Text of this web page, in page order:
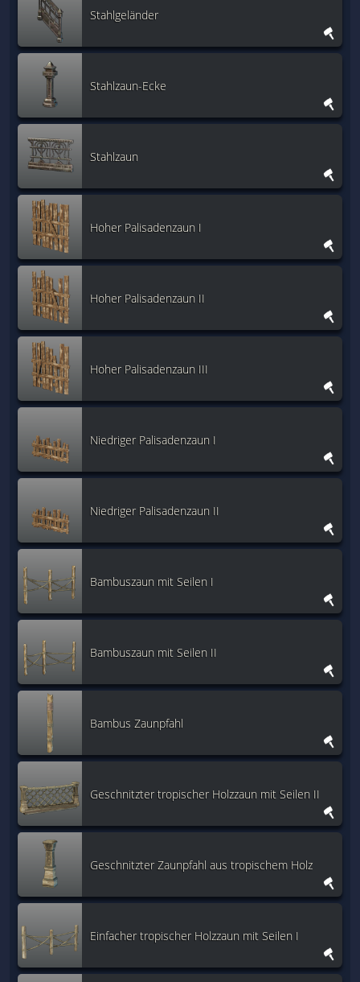
Stahlgeländer
Stahlzaun-Ecke
Stahlzaun
Hoher Palisadenzaun I
Hoher Palisadenzaun II
Hoher Palisadenzaun III
Niedriger Palisadenzaun I
Niedriger Palisadenzaun II
Bambuszaun mit Seilen I
Bambuszaun mit Seilen II
Bambus Zaunpfahl
Geschnitzter tropischer Holzzaun mit Seilen II
Geschnitzter Zaunpfahl aus tropischem Holz
Einfacher tropischer Holzzaun mit Seilen I